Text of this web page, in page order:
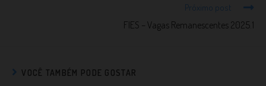
Próximo post
FIES – Vagas Remanescentes 2025.1
VOCÊ TAMBÉM PODE GOSTAR